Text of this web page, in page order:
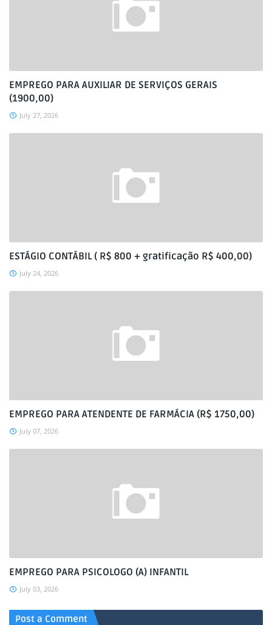
EMPREGO PARA AUXILIAR DE SERVIÇOS GERAIS
(1900,00)
July 27, 2026
ESTÁGIO CONTÁBIL ( R$ 800 + gratificação R$ 400,00)
July 24, 2026
EMPREGO PARA ATENDENTE DE FARMÁCIA (R$ 1750,00)
July 07, 2026
EMPREGO PARA PSICOLOGO (A) INFANTIL
July 03, 2026
Post a Comment